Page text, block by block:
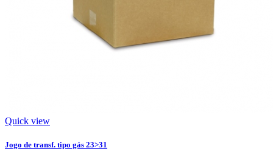
Quick view
Jogo de transf. tipo gás 23>31